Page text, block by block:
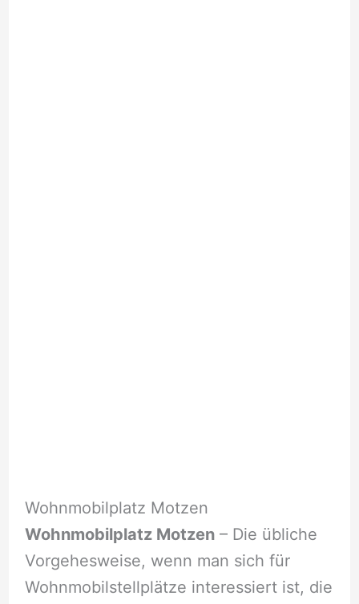
Wohnmobilplatz Motzen
Wohnmobilplatz Motzen– Die übliche
Vorgehesweise, wenn man sich für
Wohnmobilstellplätze interessiert ist, die